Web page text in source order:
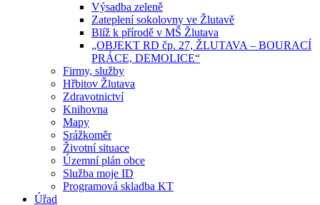
Výsadba zeleně
Zateplení sokolovny ve Žlutavě
Blíž k přírodě v MŠ Žlutava
„OBJEKT RD čp. 27, ŽLUTAVA – BOURACÍ
PRÁCE, DEMOLICE“
Firmy, služby
Hřbitov Žlutava
Zdravotnictví
Knihovna
Mapy
Srážkoměr
Životní situace
Územní plán obce
Služba moje ID
Programová skladba KT
Úřad